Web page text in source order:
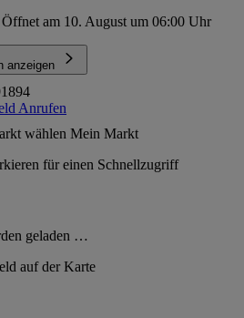
Öffnet am 10. August um 06:00 Uhr
anzeigen
Anrufen
wählen Mein Markt
für einen Schnellzugriff
geladen …
auf der Karte